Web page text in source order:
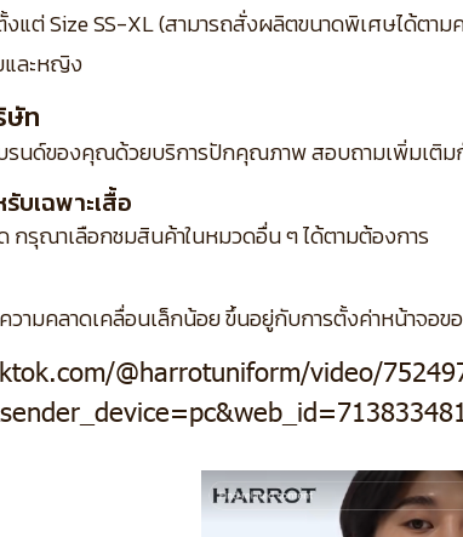
งแต่ Size SS-XL (สามารถสั่งผลิตขนาดพิเศษได้ตาม
และหญิง
ษัท
นด์ของคุณด้วยบริการปักคุณภาพ สอบถามเพิ่มเติม
บเฉพาะเสื้อ
กรุณาเลือกชมสินค้าในหมวดอื่น ๆ ได้ตามต้องการ
ามคลาดเคลื่อนเล็กน้อย ขึ้นอยู่กับการตั้งค่าหน้าจอข
@harrotuniform/video/